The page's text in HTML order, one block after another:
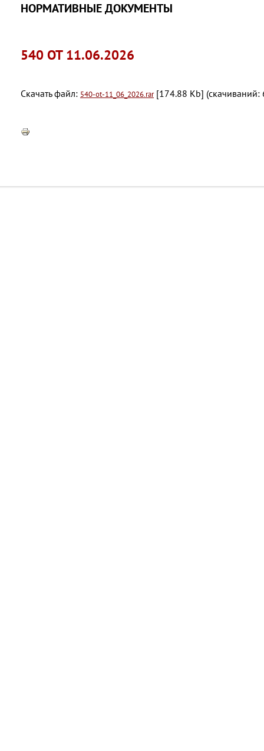
НОРМАТИВНЫЕ ДОКУМЕНТЫ
540 ОТ 11.06.2026
Скачать файл: 540-ot-11_06_2026.rar[174.88 Kb] (cкачиваний: